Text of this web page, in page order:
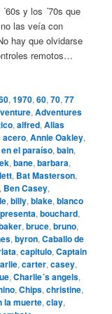
y los ´70s que
las veía con
hay que olvidarse
remotos…
,1970,60,70,77
,Adventures
,alfred,Alias
acero,Annie Oakley,
el paraíso,bain,
,bane,barbara,
, Bat Masterson,
, Ben Casey,
,billy,blake,blanco
,bouchard,
,bruce,bruno,
,byron,Caballo de
,capitulo,Captain
,carter,casey,
,Charlie´s angels,
,Chips,christine,
la muerte,clay,